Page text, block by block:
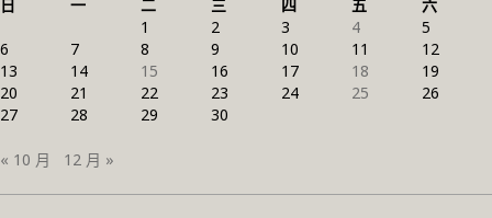
日
一 二 三 四 五
六
1
2 3 4
5
6
7 8 9 10 11
12
13
14 15 16 17 18
19
20
21 22 23 24 25
26
27
28 29 30
« 10 月 12 月 »